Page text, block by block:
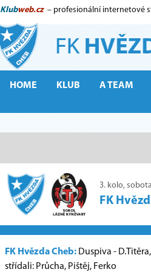
Klubweb.cz – profesionální internetové
HOME KLUB A TEAM
3. kolo,
FK
FK Hvězda Cheb: Duspiva -
střídali: Průcha, Pištěj, Ferko